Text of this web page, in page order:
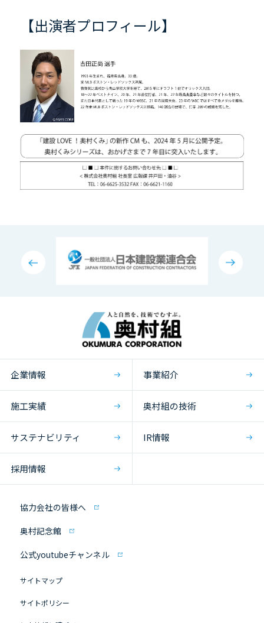
【出演者プロフィール】
企業情報 事業紹介
施工実績 奥村組の技術
サステナビリティ IR情報
採用情報
協力会社の皆様へ
奥村記念館
公式youtubeチャンネル
サイトマップ
サイトポリシー